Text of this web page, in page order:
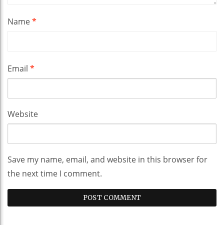
Name*
Email *
Website
Save my name, email, and website in this browser for
the next time I comment.